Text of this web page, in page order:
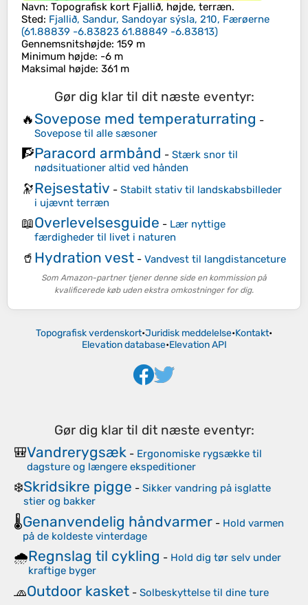
Navn: Topografisk kort Fjallið, højde, terræn.
Sted: Fjallið, Sandur, Sandoyar sýsla, 210, Færøerne
(61.88839 -6.83823 61.88849 -6.83813)
Gennemsnitshøjde: 159 m
Minimum højde: -6 m
Maksimal højde: 361 m
Gør dig klar til dit næste eventyr:
🔥Sovepose med temperaturrating -
Sovepose til alle sæsoner
🧗Paracord armbånd - Stærk snor til
nødsituationer altid ved hånden
🔭Rejsestativ - Stabilt stativ til landskabsbilleder
i ujævnt terræn
📖Overlevelsesguide - Lær nyttige
færdigheder til livet i naturen
🥤 Hydration vest - Vandvest til langdistanceture
Som Amazon-partner tjener denne side en kommission på
kvalificerede køb uden ekstra omkostninger for dig.
Topografisk verdenskort•Juridisk meddelelse•Kontakt•
Elevation database•Elevation API
Gør dig klar til dit næste eventyr:
🎒Vandrerygsæk - Ergonomiske rygsække til
dagsture og længere ekspeditioner
❄️Skridsikre pigge - Sikker vandring på isglatte
stier og bakker
🌡️Genanvendelig håndvarmer - Hold varmen
på de koldeste vinterdage
🌧️Regnslag til cykling - Hold dig tør selv under
kraftige byger
🧢Outdoor kasket - Solbeskyttelse til dine ture